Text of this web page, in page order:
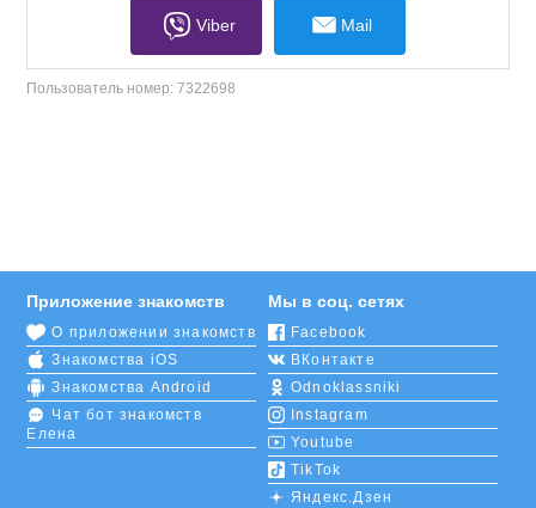
Viber Mail
Пользователь номер:7322698
Приложение знакомств
О приложении знакомств
Знакомства iOS
Знакомства Android
Чат бот знакомств
Елена
Мы в соц. сетях
Facebook
ВКонтакте
Odnoklassniki
Instagram
Youtube
TikTok
Яндекс.Дзен